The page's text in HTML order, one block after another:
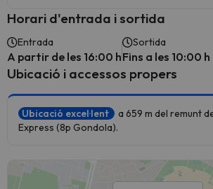
Horari d'entrada i sortida
Entrada
A partir de les 16:00 h
Sortida
Fins a les 10:00 h
Ubicació i accessos propers
Ubicació excel·lent
a 659 m del remunt
Express (8p Gondola).